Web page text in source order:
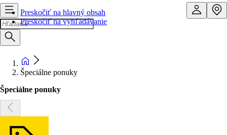
Preskočiť na hlavný obsah
Preskočiť na vyhľadávanie
Špeciálne ponuky
Špeciálne ponuky